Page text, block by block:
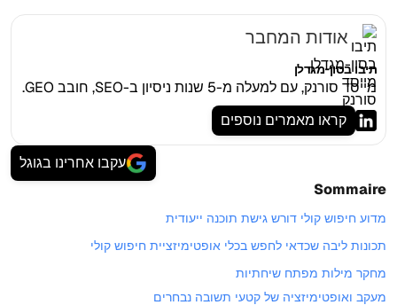
אודות המחבר
תיבו בסון-מגדלן
מייסד סורנק, עם למעלה מ-5 שנות ניסיון ב-SEO, חובב GEO.
קראו מאמרים נוספים
עקבו אחרינו בגוגל
Sommaire
מדוע חיפוש קולי דורש גישת תוכנה ייעודית
תכונות ליבה שכדאי לחפש בכלי אופטימיזציית חיפוש קולי
מחקר מילות מפתח שיחתיות
מעקב ואופטימיזציה של קטעי תשובה נבחרים